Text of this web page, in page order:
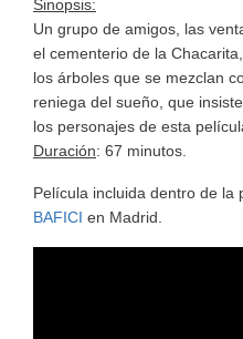
Sinopsis:
Un grupo de amigos, las
el cementerio de la
los árboles que se mezclan
reniega del sueño, que
los personajes de esta
Duración: 67 minutos.
Película incluida dentro de la
BAFICI en Madrid.